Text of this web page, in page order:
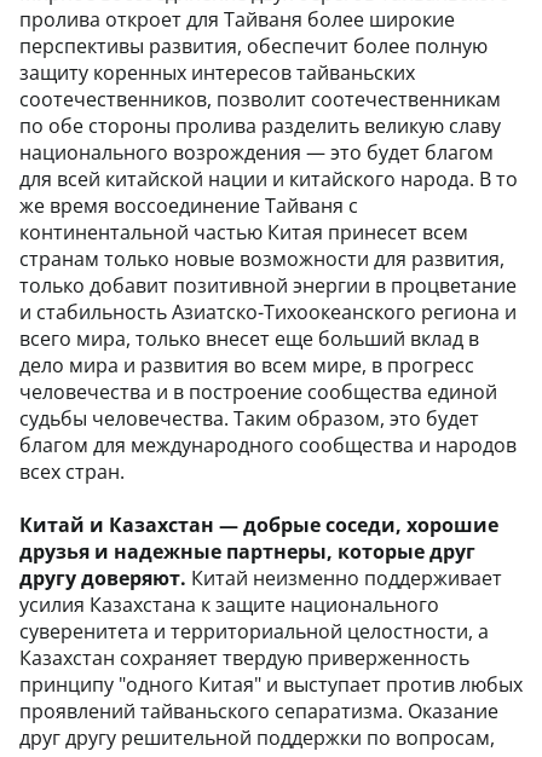
пролива откроет для Тайваня более широкие
перспективы развития, обеспечит более полную
защиту коренных интересов тайваньских
соотечественников, позволит соотечественникам
по обе стороны пролива разделить великую славу
национального возрождения — это будет благом
для всей китайской нации и китайского народа. В то
же время воссоединение Тайваня с
континентальной частью Китая принесет всем
странам только новые возможности для развития,
только добавит позитивной энергии в процветание
и стабильность Азиатско-Тихоокеанского региона и
всего мира, только внесет еще больший вклад в
дело мира и развития во всем мире, в прогресс
человечества и в построение сообщества единой
судьбы человечества. Таким образом, это будет
благом для международного сообщества и народов
всех стран.
Китай и Казахстан — добрые соседи, хорошие
друзья и надежные партнеры, которые друг
другу доверяют. Китай неизменно поддерживает
усилия Казахстана к защите национального
суверенитета и территориальной целостности, а
Казахстан сохраняет твердую приверженность
принципу "одного Китая" и выступает против любых
проявлений тайваньского сепаратизма. Оказание
друг другу решительной поддержки по вопросам,